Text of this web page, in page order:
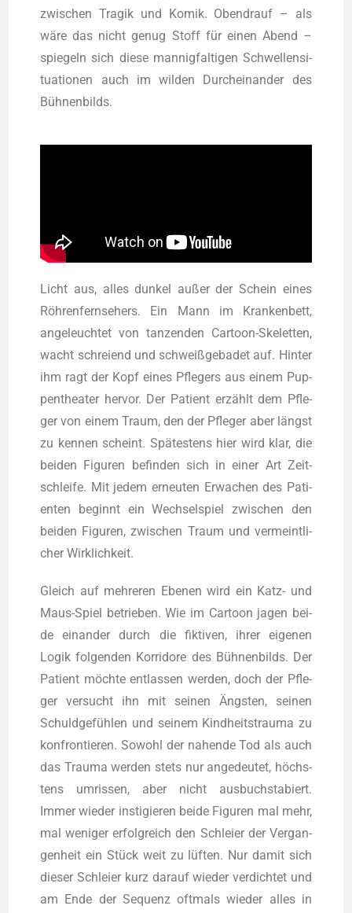
zwi­schen Tra­gik und Komik. Oben­drauf – als
wäre das nicht genug Stoff für einen Abend –
spie­geln sich die­se man­nig­fal­ti­gen Schwel­len­si­
tua­tio­nen auch im wil­den Durch­ein­an­der des
Bühnenbilds.
Licht aus, alles dun­kel außer der Schein eines
Röh­ren­fern­se­hers. Ein Mann im Kran­ken­bett,
ange­leuch­tet von tan­zen­den Car­toon-Ske­let­ten,
wacht schrei­end und schweiß­ge­ba­det auf. Hin­ter
ihm ragt der Kopf eines Pfle­gers aus einem Pup­
pen­thea­ter her­vor. Der Pati­ent erzählt dem Pfle­
ger von einem Traum, den der Pfle­ger aber längst
zu ken­nen scheint. Spä­tes­tens hier wird klar, die
bei­den Figu­ren befin­den sich in einer Art Zeit­
schlei­fe. Mit jedem erneu­ten Erwa­chen des Pati­
en­ten beginnt ein Wech­sel­spiel zwi­schen den
bei­den Figu­ren, zwi­schen Traum und ver­meint­li­
cher Wirklichkeit.
Gleich auf meh­re­ren Ebe­nen wird ein Katz- und
Maus-Spiel betrie­ben. Wie im Car­toon jagen bei­
de ein­an­der durch die fik­ti­ven, ihrer eige­nen
Logik fol­gen­den Kor­ri­do­re des Büh­nen­bilds. Der
Pati­ent möch­te ent­las­sen wer­den, doch der Pfle­
ger ver­sucht ihn mit sei­nen Ängs­ten, sei­nen
Schuld­ge­füh­len und sei­nem Kind­heits­trau­ma zu
kon­fron­tie­ren. Sowohl der nahen­de Tod als auch
das Trau­ma wer­den stets nur ange­deu­tet, höchs­
tens umris­sen, aber nicht aus­buch­sta­biert.
Immer wie­der ins­ti­gie­ren bei­de Figu­ren mal mehr,
mal weni­ger erfolg­reich den Schlei­er der Ver­gan­
gen­heit ein Stück weit zu lüf­ten. Nur damit sich
die­ser Schlei­er kurz dar­auf wie­der ver­dich­tet und
am Ende der Sequenz oft­mals wie­der alles in